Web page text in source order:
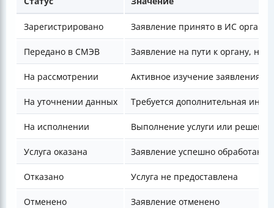
Зарегистрировано Заявление принято в ИС органа
Передано в СМЭВ Заявление на пути к органу, но
На рассмотрении Активное изучение заявления
На уточнении данных Требуется дополнительная
На исполнении Выполнение услуги или решения
Услуга оказана Заявление успешно обработано
Отказано Услуга не предоставлена
Отменено Заявление отменено